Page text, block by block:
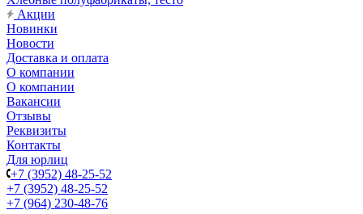
Акции
Новинки
Новости
Доставка и оплата
О компании
О компании
Вакансии
Отзывы
Реквизиты
Контакты
Для юрлиц
+7 (3952) 48-25-52
+7 (3952) 48-25-52
+7 (964) 230-48-76